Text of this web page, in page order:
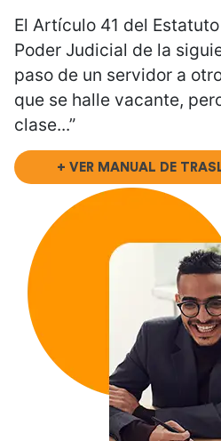
El Artículo 41 del
Poder Judicial de la
paso de un servidor a
que se halle vacante,
clase...”
+ VER MANUAL DE